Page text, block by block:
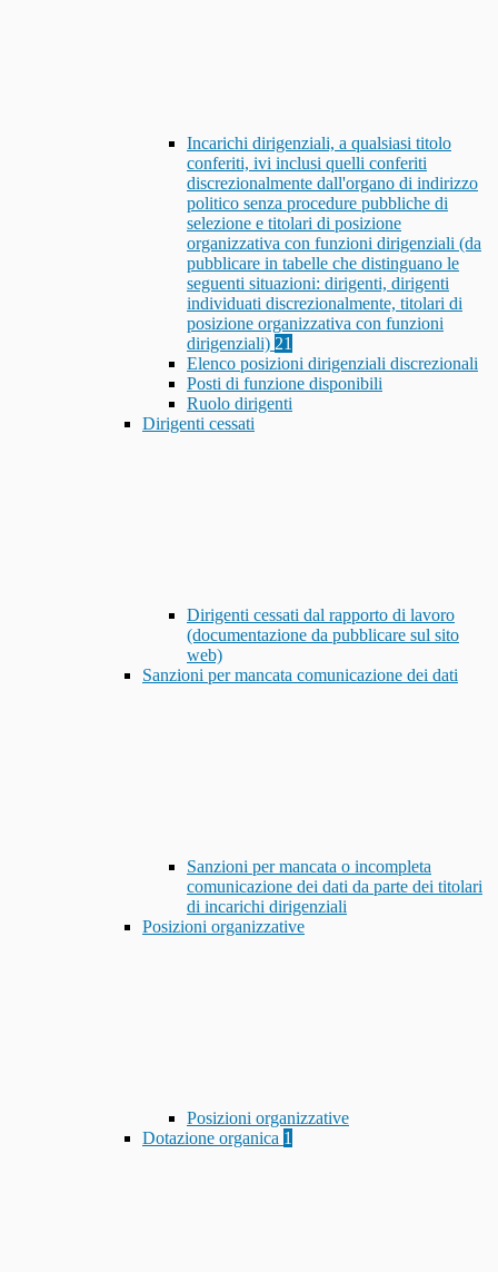
Incarichi dirigenziali, a qualsiasi titolo
conferiti, ivi inclusi quelli conferiti
discrezionalmente dall'organo di indirizzo
politico senza procedure pubbliche di
selezione e titolari di posizione
organizzativa con funzioni dirigenziali (da
pubblicare in tabelle che distinguano le
seguenti situazioni: dirigenti, dirigenti
individuati discrezionalmente, titolari di
posizione organizzativa con funzioni
dirigenziali) 21
Elenco posizioni dirigenziali discrezionali
Posti di funzione disponibili
Ruolo dirigenti
Dirigenti cessati
Dirigenti cessati dal rapporto di lavoro
(documentazione da pubblicare sul sito
web)
Sanzioni per mancata comunicazione dei dati
Sanzioni per mancata o incompleta
comunicazione dei dati da parte dei titolari
di incarichi dirigenziali
Posizioni organizzative
Posizioni organizzative
Dotazione organica 1